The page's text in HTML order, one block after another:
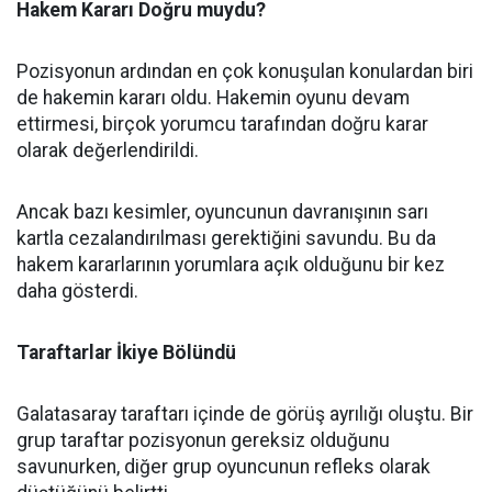
Hakem Kararı Doğru muydu?
Pozisyonun ardından en çok konuşulan konulardan biri
de hakemin kararı oldu. Hakemin oyunu devam
ettirmesi, birçok yorumcu tarafından doğru karar
olarak değerlendirildi.
Ancak bazı kesimler, oyuncunun davranışının sarı
kartla cezalandırılması gerektiğini savundu. Bu da
hakem kararlarının yorumlara açık olduğunu bir kez
daha gösterdi.
Taraftarlar İkiye Bölündü
Galatasaray taraftarı içinde de görüş ayrılığı oluştu. Bir
grup taraftar pozisyonun gereksiz olduğunu
savunurken, diğer grup oyuncunun refleks olarak